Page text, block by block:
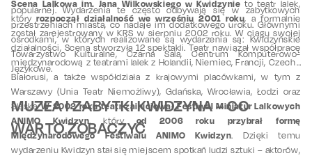
popularnej. Wydarzenia te często odbywają się w zabytkowych
przestrzeniach miasta, co nadaje im dodatkowego uroku. Głównymi
ośrodkami, w których realizowane są wydarzenia są: Kwidzyńskie
Towarzystwo Kulturalne, Czarna Sala, Centrum Komputerowo-
Językowe.
Scena Lalkowa im. Jana Wilkowskiego w Kwidzynie to teatr lalek,
któryrozpoczął działalność we wrześniu 2001 roku, a formalnie
został zarejestrowany w KRS w sierpniu 2002 roku. W ciągu swojej
działalności, Scena stworzyła 12 spektakli. Teatr nawiązał współpracę
międzynarodową z teatrami lalek z Holandii, Niemiec, Francji, Czech i
Białorusi, a także współdziała z krajowymi placówkami, w tym z
Warszawy (Unia Teatr Niemożliwy), Gdańska, Wrocławia, Łodzi oraz
Śląska.W 2002 roku teatr zainicjował Festiwal Miniatur Lalkowych
ANIMO Kwidzyn, któryod 2006 roku przybrał formę
Międzynarodowego Festiwalu ANIMO Kwidzyn. Dzięki temu
wydarzeniu Kwidzyn stał się miejscem spotkań ludzi sztuki – aktorów,
MUZEA I ZABYTKI KWIDZYNA – CO
WARTO ZOBACZYĆ